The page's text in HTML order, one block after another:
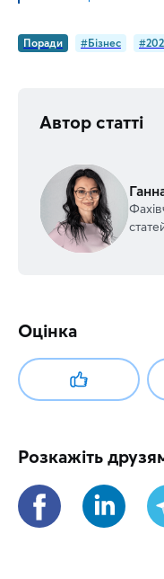
Поради #Бізнес
Автор статті
Оцінка
Розкажіть